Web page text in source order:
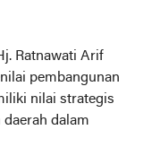
Ratnawati Arif
pembangunan
nilai strategis
dalam